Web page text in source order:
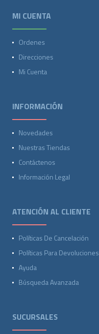
MI CUENTA
Ordenes
Direcciones
Mi Cuenta
INFORMACIÓN
Novedades
Nuestras Tiendas
Contáctenos
Información Legal
ATENCIÓN AL CLIENTE
Políticas De Cancelación
Políticas Para Devoluciones
Ayuda
Búsqueda Avanzada
SUCURSALES